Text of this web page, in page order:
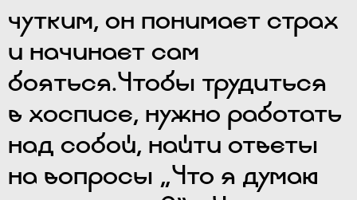
чутким, он понимает страх
и начинает сам
бояться.Чтобы трудиться
в хосписе, нужно работать
над собой, найти ответы
на вопросы „Что я думаю